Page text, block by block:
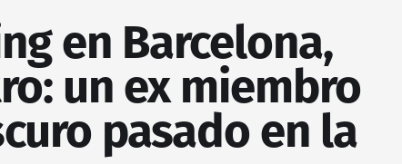
en Barcelona,
un ex miembro
pasado en la